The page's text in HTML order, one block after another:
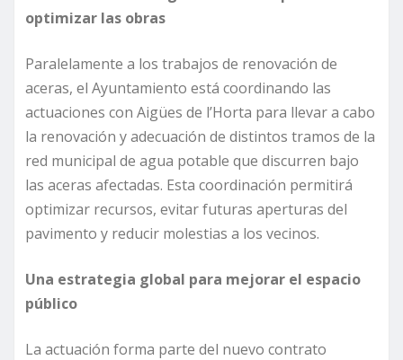
optimizar las obras
Paralelamente a los trabajos de renovación de
aceras, el Ayuntamiento está coordinando las
actuaciones con Aigües de l’Horta para llevar a cabo
la renovación y adecuación de distintos tramos de la
red municipal de agua potable que discurren bajo
las aceras afectadas. Esta coordinación permitirá
optimizar recursos, evitar futuras aperturas del
pavimento y reducir molestias a los vecinos.
Una estrategia global para mejorar el espacio
público
La actuación forma parte del nuevo contrato